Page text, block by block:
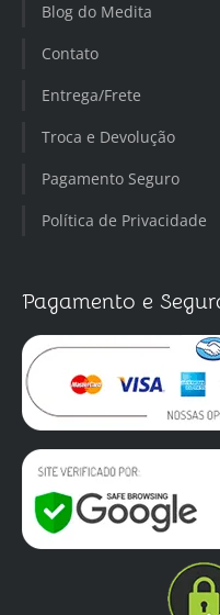
Blog do Medita
Contato
Entrega/Frete
Troca e Devolução
Pagamento Seguro
Política de Privacidade
Pagamento e